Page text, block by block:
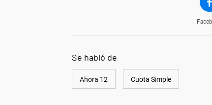
Se habló de
Ahora 12 Cuota Simple